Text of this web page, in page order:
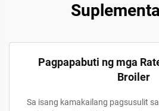
Pagpapabuti ng mga
Broiler
Sa isang kamakailang pagsusulit